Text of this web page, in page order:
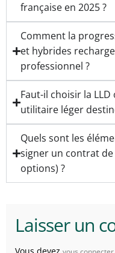
française en 2025 ?
Comment la
et hybrides
professionnel ?
Faut-il choisir la
utilitaire léger
Quels sont les
signer un contrat
options) ?
Laisser un